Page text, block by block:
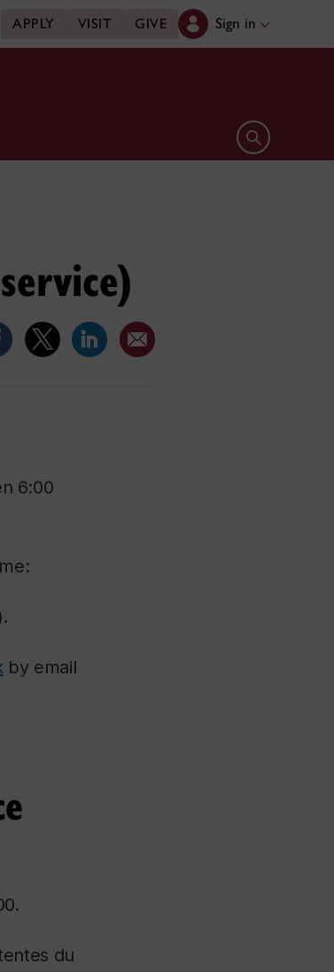
APPLY VISIT GIVE Sign in
Open search
6:00
by email
du